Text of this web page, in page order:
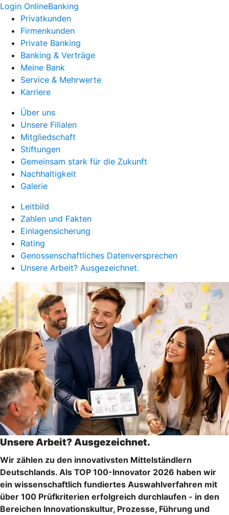
Login OnlineBanking
Privatkunden
Firmenkunden
Private Banking
Banking & Verträge
Meine Bank
Service & Mehrwerte
Karriere
Über uns
Unsere Filialen
Mitgliedschaft
Stiftungen
Gemeinsam stark für die Zukunft
Nachhaltigkeit
Galerie
Leitbild
Zahlen und Fakten
Einlagensicherung
Rating
Genossenschaftliches Datenversprechen
Unsere Arbeit? Ausgezeichnet.
Unsere Arbeit? Ausgezeichnet.
Wir zählen zu den innovativsten Mittelständlern
Deutschlands. Als TOP 100-Innovator 2026 haben wir
ein wissenschaftlich fundiertes Auswahlverfahren mit
über 100 Prüfkriterien erfolgreich durchlaufen - in den
Bereichen Innovationskultur, Prozesse, Führung und